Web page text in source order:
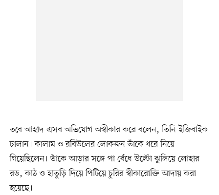
তবে আহাদ এসব অভিযোগ অস্বীকার করে বলেন, তিনি ইজিবাইক
চালান। কালাম ও রবিউলের লোকজন তাঁকে ধরে নিয়ে
গিয়েছিলেন। তাঁকে আড়ার সঙ্গে পা বেঁধে উল্টো ঝুলিয়ে লোহার
রড, কাঠ ও হাতুড়ি দিয়ে পিটিয়ে চুরির স্বীকারোক্তি আদায় করা
হয়েছে।